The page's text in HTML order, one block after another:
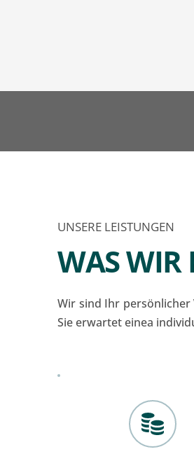
UNSERE LEISTUNGEN
WAS WIR
Wir sind Ihr persönlicher
Sie erwartet einea